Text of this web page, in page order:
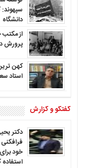
سپهوند:
دانشگاه
از مکتب
پرورش
کهن
استاد
گفتگو و گزارش
دکتر
خود
استفاده